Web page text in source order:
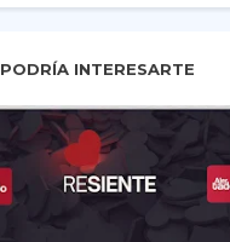
PODRÍA INTERESARTE